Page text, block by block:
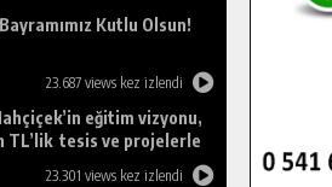
Kutlu Olsun!
23.687 views kez izlendi
eğitim vizyonu,
TL’lik tesis ve projelerle
23.301 views kez izlendi